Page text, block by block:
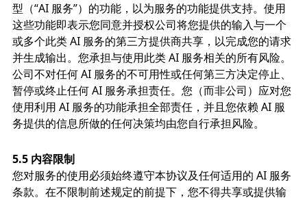
型（“AI 服务”）的功能，以为服务的功能提供支持。使用
这些功能即表示您同意并授权公司将您提供的输入与一个
或多个此类 AI 服务的第三方提供商共享，以完成您的请求
并生成输出。您承担与使用此类 AI 服务相关的所有风险。
公司不对任何 AI 服务的不可用性或任何第三方决定停止、
暂停或终止任何 AI 服务承担责任。您（而非公司）应对您
使用利用 AI 服务的功能承担全部责任，并且您依赖 AI 服
务提供的信息所做的任何决策均由您自行承担风险。
5.5 内容限制
您对服务的使用必须始终遵守本协议及任何适用的 AI 服务
条款。在不限制前述规定的前提下，您不得共享或提供输